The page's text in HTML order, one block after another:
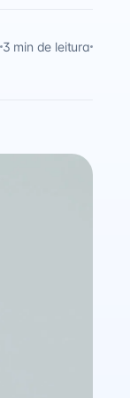
3 min de leitura